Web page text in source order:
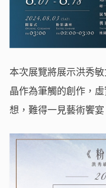
本次展覽將展示洪秀
晶作為筆觸的創作，
想，難得一見藝術饗宴